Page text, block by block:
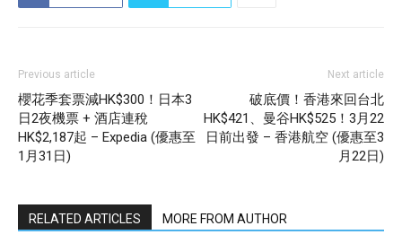
Previous article
櫻花季套票減HK$300！日本3
日2夜機票 + 酒店連稅
HK$2,187起 – Expedia (優惠至
1月31日)
Next article
破底價！香港來回台北
HK$421、曼谷HK$525！3月22
日前出發 – 香港航空 (優惠至3
月22日)
RELATED ARTICLES MORE FROM AUTHOR